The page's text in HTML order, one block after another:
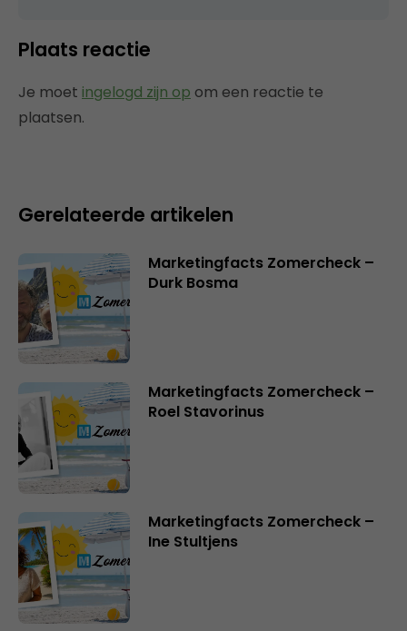
Plaats reactie
Je moet ingelogd zijn op om een reactie te
plaatsen.
Gerelateerde artikelen
Marketingfacts Zomercheck –
Durk Bosma
Marketingfacts Zomercheck –
Roel Stavorinus
Marketingfacts Zomercheck –
Ine Stultjens